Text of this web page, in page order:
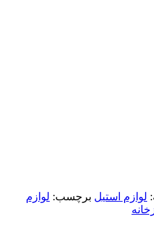
لوازم استیل برچسب: لوازم